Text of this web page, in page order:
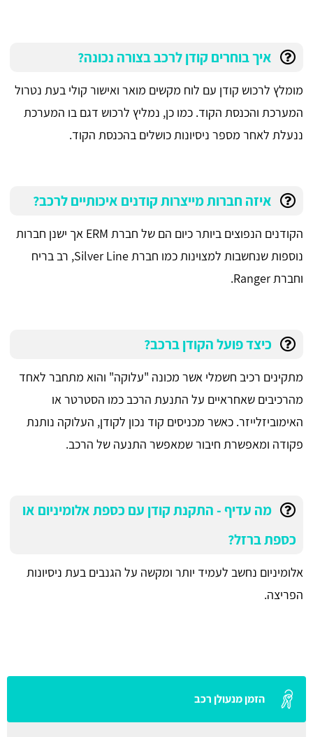
איך בוחרים קודן לרכב בצורה נכונה?
מומלץ לרכוש קודן עם לוח מקשים מואר ואישור קולי בעת נטרול
המערכת והכנסת הקוד. כמו כן, נמליץ לרכוש דגם בו המערכת
ננעלת לאחר מספר ניסיונות כושלים בהכנסת הקוד.
איזה חברות מייצרות קודנים איכותיים לרכב?
הקודנים הנפוצים ביותר כיום הם של חברת ERM אך ישנן חברות
נוספות שנחשבות למצוינות כמו חברת Silver Line, רב בריח
וחברת Ranger.
כיצד פועל הקודן ברכב?
מתקינים רכיב חשמלי אשר מכונה "עלוקה" והוא מתחבר לאחד
מהרכיבים שאחראיים על התנעת הרכב כמו הסטרטר או
האימוביזלייזר. כאשר מכניסים קוד נכון לקודן, העלוקה נותנת
פקודה ומאפשרת חיבור שמאפשר התנעה של הרכב.
מה עדיף - התקנת קודן עם כספת אלומיניום או
כספת ברזל?
אלומיניום נחשב לעמיד יותר ומקשה על הגנבים בעת ניסיונות
הפריצה.
הזמן מנעולן רכב